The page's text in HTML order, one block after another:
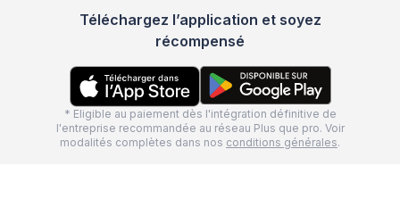
Téléchargez l’application et soyez
récompensé
* Eligible au paiement dès l'intégration définitive de
l'entreprise recommandée au réseau Plus que pro. Voir
modalités complètes dans nos conditions générales.